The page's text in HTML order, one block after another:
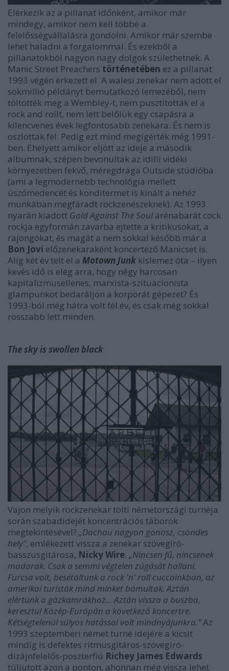
Elérkezik az a pillanat időnként, amikor már
mindegy, amikor nem kell többé a
felelősségvállalásra gondolni. Amikor már szembe
lehet haladni a forgalommal. És ezekből a
pillanatokból nagyon nagy dolgok születhetnek. A
Manic Street Preachers történetében ez a pillanat
1993 végén érkezett el. A walesi zenekar nem adott el
sokmillió példányt bemutatkozó lemezéből, nem
töltötték meg a Wembley-t, nem pusztították el a
rock and rollt, nem lett belőlük egy csapásra a
kilencvenes évek legfontosabb zenekara. És nem is
oszlottak fel. Pedig ezt mind megígérték még 1991-
ben. Ehelyett amikor eljött az ideje a második
albumnak, szépen bevonultak az idilli vidéki
környezetben fekvő, méregdrága Outside stúdióba
(ami a legmodernebb technológia mellett
úszómedencét és konditermet is kínált a nehéz
munkában megfáradt rockzenészeknek). Az 1993
nyarán kiadott Gold Against The Soularénabarát cock
rockja egyformán zavarba ejtette a kritikusokat, a
rajongókat, és magát a nem sokkal később már a
Bon Jovi előzenekaraként koncertező Manicset is.
Alig két év telt el a Motown Junk kislemez óta – ilyen
kevés idő is elég arra, hogy négy harcosan
kapitalizmusellenes, marxista-szituacionista
glampunkot bedaráljon a korporát gépezet? És
1993-ból még hátra volt fél év, és csak még sokkal
rosszabb lett minden.
The sky is swollen black
Vajon melyik rockzenekar tölti németországi turnéja
során szabadidejét koncentrációs táborok
megtekintésével? „Dachau nagyon gonosz, csöndes
hely”, emlékezett vissza a zenekar szövegíró-
basszusgitárosa, Nicky Wire. „Nincsen fű, nincsenek
madarak. Csak a semmi végtelen zúgását hallani.
Furcsa volt, besétáltunk a rock 'n' roll cuccainkban, az
amerikai turisták mind minket bámultak. Aztán
elértünk a gázkamrákhoz... Aztán vissza a buszba,
keresztül Közép-Európán a következő koncertre.
Kétségtelenül súlyos hatással volt mindnyájunkra.”Az
1993 szeptemberi német turné idejére a kicsit
mindig is defektes ritmusgitáros-szövegíró-
dizájnfelelős-poszterfiú Richey James Edwards
túljutott azon a ponton, ahonnan még vissza lehet